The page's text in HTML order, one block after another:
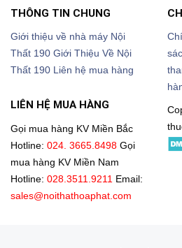
THÔNG TIN CHUNG
Giới thiệu về nhà máy Nội
Thất 190 Giới Thiệu Về Nội
Thất 190 Liên hệ mua hàng
LIÊN HỆ MUA HÀNG
Gọi mua hàng KV Miền Bắc
Hotline: 024. 3665.8498 Gọi
mua hàng KV Miền Nam
Hotline: 028.3511.9211
Email:
sales@noithathoaphat.com